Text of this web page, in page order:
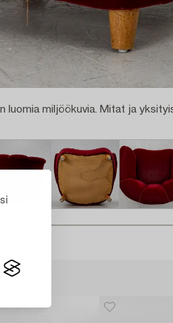
luomia miljöökuvia. Mitat ja